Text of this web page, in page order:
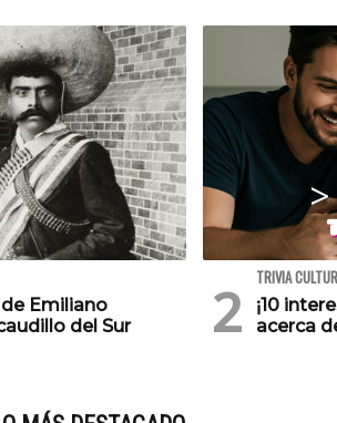
Emiliano
del Sur
TRIVIA
¡10
acerca